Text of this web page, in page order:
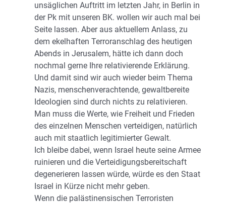
unsäglichen Auftritt im letzten Jahr, in Berlin in
der Pk mit unseren BK. wollen wir auch mal bei
Seite lassen. Aber aus aktuellem Anlass, zu
dem ekelhaften Terroranschlag des heutigen
Abends in Jerusalem, hätte ich dann doch
nochmal gerne Ihre relativierende Erklärung.
Und damit sind wir auch wieder beim Thema
Nazis, menschenverachtende, gewaltbereite
Ideologien sind durch nichts zu relativieren.
Man muss die Werte, wie Freiheit und Frieden
des einzelnen Menschen verteidigen, natürlich
auch mit staatlich legitimierter Gewalt.
Ich bleibe dabei, wenn Israel heute seine Armee
ruinieren und die Verteidigungsbereitschaft
degenerieren lassen würde, würde es den Staat
Israel in Kürze nicht mehr geben.
Wenn die palästinensischen Terroristen